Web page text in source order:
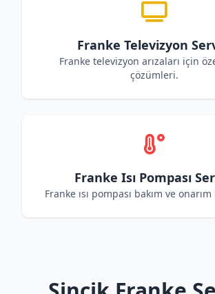
Franke Televizyon
Franke televizyon arızaları için
çözümleri.
Franke Isı Pompası
Franke ısı pompası bakım ve